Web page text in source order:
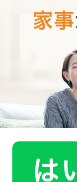
雑巾がけを行え
持できます。お
だ！」なんて言
うのもいいかも
監修：鈴野寿子
お